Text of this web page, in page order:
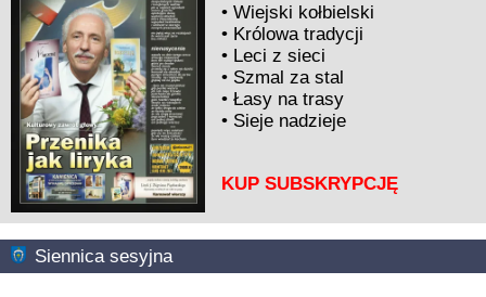
•Wiejski kołbielski
• Królowa tradycji
• Leci z sieci
• Szmal za stal
•Łasy na trasy
• Sieje nadzieje
KUP SUBSKRYPCJĘ
Siennica sesyjna